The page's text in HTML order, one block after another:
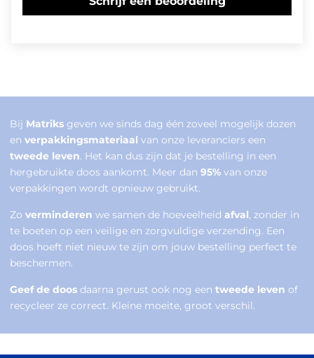
Bij Matriks geven we sinds dag één zoveel mogelijk dozen
en verpakkingsmateriaal van onze leveranciers een
tweede leven. Het kan dus zijn dat je bestelling in een
hergebruikte doos aankomt. Meer dan 95% van onze
verpakkingen wordt opnieuw gebruikt.
Zo verminderen we samen de hoeveelheid afval, zonder in
te boeten op een veilige en zorgvuldige verzending. Een
doos hoeft niet nieuw te zijn om jouw bestelling perfect te
beschermen.
Geef de doos daarna gerust ook nog een tweede leven of
recycleer ze correct. Kleine moeite, groot verschil.